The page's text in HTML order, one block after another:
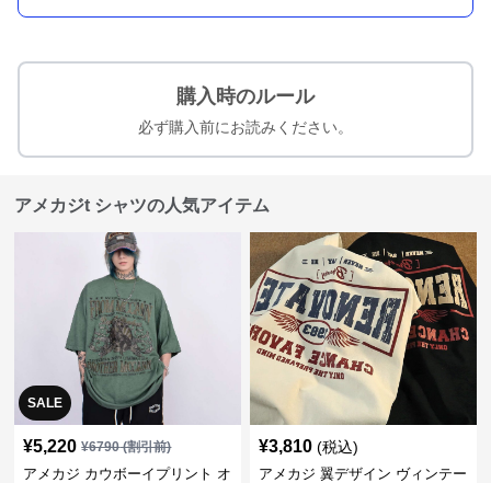
購入時のルール
必ず購入前にお読みください。
アメカジt シャツの人気アイテム
SALE
¥5,220 ¥6790(割引前)
アメカジ カウボーイプリント オ
¥3,810 (税込)
アメカジ 翼デザイン ヴィンテー